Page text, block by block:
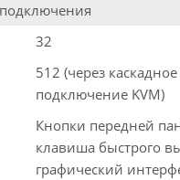
32
512 (через каскадное
подключение KVM)
Кнопки передней
клавиша быстрого
графический